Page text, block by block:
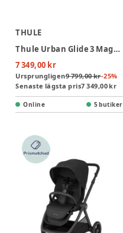
THULE
Thule Urban Glide 3 Magnetic Buckle Joggingvagn - Tinted Taupe
7 349,00 kr
Ursprungligen9 799,00 kr-25%
Senaste lägsta pris7 349,00 kr
Online 5 butiker